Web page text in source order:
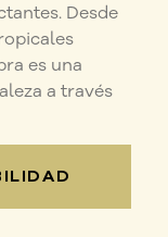
Desde
es una
a través